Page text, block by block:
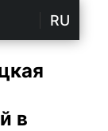
RU
в